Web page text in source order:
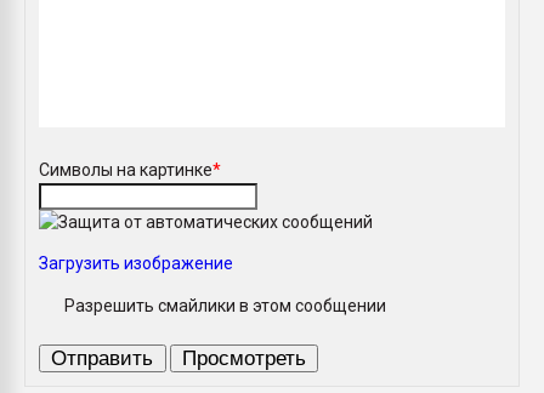
Символы на картинке*
Загрузить изображение
Разрешить смайлики в этом сообщении